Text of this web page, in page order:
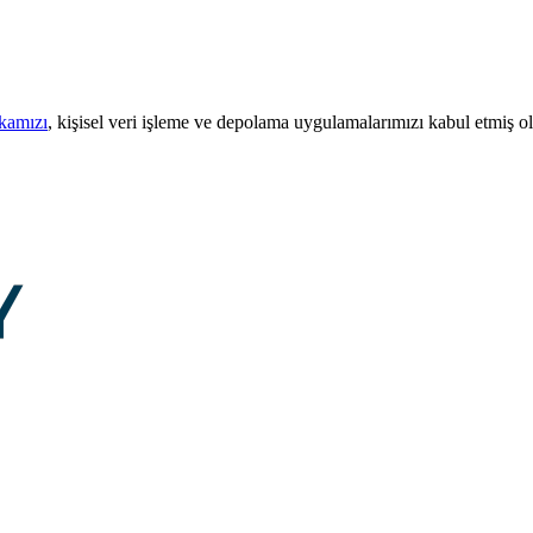
, kişisel veri işleme ve depolama uygulamalarımızı kabul etmiş